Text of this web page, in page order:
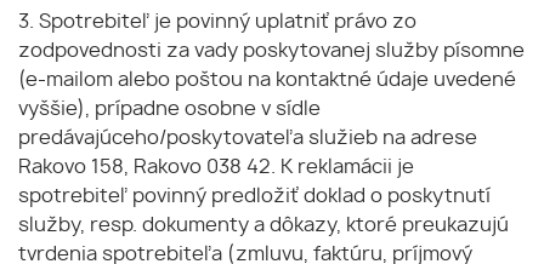
3. Spotrebiteľ je povinný uplatniť právo zo
zodpovednosti za vady poskytovanej služby písomne
(e-mailom alebo poštou na kontaktné údaje uvedené
vyššie), prípadne osobne v sídle
predávajúceho/poskytovateľa služieb na adrese
Rakovo 158, Rakovo 038 42. K reklamácii je
spotrebiteľ povinný predložiť doklad o poskytnutí
služby, resp. dokumenty a dôkazy, ktoré preukazujú
tvrdenia spotrebiteľa (zmluvu, faktúru, príjmový